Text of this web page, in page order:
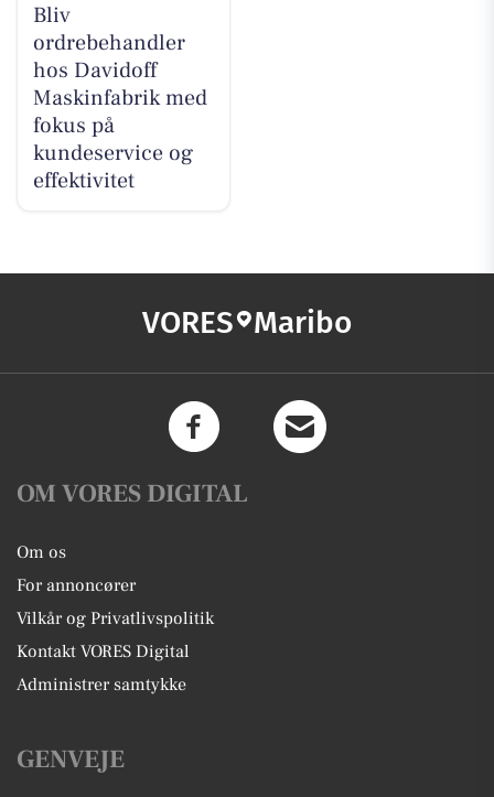
Bliv
ordrebehandler
hos Davidoff
Maskinfabrik med
fokus på
kundeservice og
effektivitet
VORES Maribo
OM VORES DIGITAL
Om os
For annoncører
Vilkår og Privatlivspolitik
Kontakt VORES Digital
Administrer samtykke
GENVEJE